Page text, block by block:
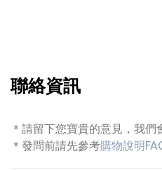
聯絡資訊
＊請留下您寶貴的意見，我們
＊發問前請先參考購物說明